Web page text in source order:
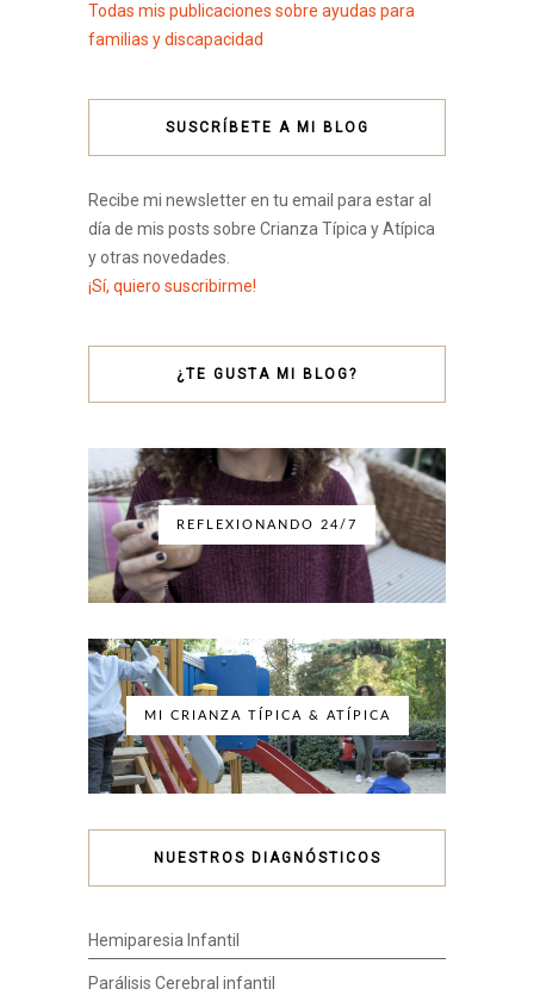
Todas mis publicaciones sobre ayudas para
familias y discapacidad
SUSCRÍBETE A MI BLOG
Recibe mi newsletter en tu email para estar al
día de mis posts sobre Crianza Típica y Atípica
y otras novedades.
¡Sí, quiero suscribirme!
¿TE GUSTA MI BLOG?
REFLEXIONANDO 24/7
MI CRIANZA TÍPICA & ATÍPICA
NUESTROS DIAGNÓSTICOS
Hemiparesia Infantil
Parálisis Cerebral infantil